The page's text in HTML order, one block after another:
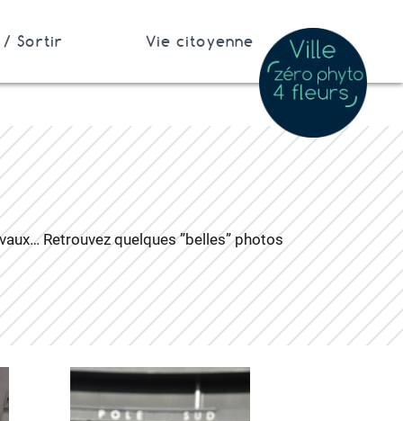
/ Sortir Vie citoyenne
Retrouvez quelques ”belles” photos